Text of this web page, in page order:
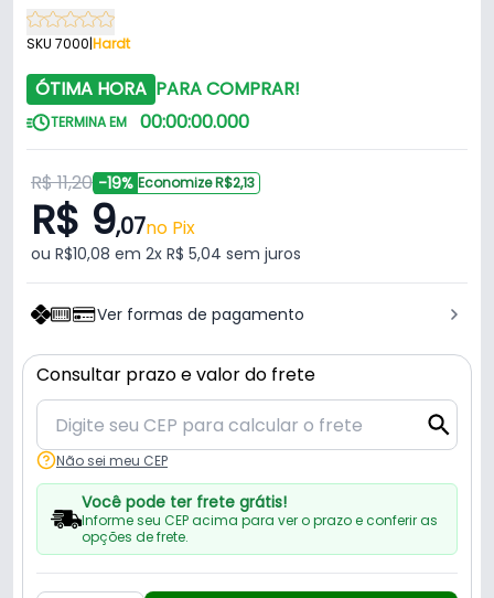
SKU 7000|Hardt
ÓTIMA HORA PARA COMPRAR!
TERMINA EM 00:00:00.000
R$ 11,20 -19% Economize R$2,13
R$ 9,07no Pix
ou R$10,08 em 2x R$ 5,04 sem juros
Ver formas de pagamento
Consultar prazo e valor do frete
Não sei meu CEP
Você pode ter frete grátis!
Informe seu CEP acima para ver o prazo e conferir as
opções de frete.